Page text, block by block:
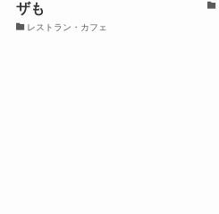
ザも
レストラン・カフェ